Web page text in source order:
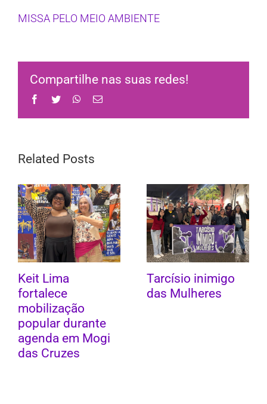
MISSA PELO MEIO AMBIENTE
Compartilhe nas suas redes!
Facebook
Twitter WhatsApp
Email
Related Posts
Keit Lima
fortalece
mobilização
popular durante
agenda em Mogi
das Cruzes
Tarcísio inimigo
das Mulheres